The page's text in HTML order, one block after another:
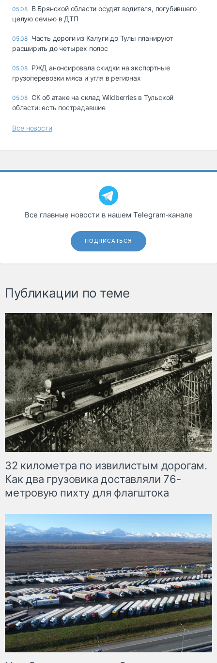
05.08 В Брянской области осудят водителя, погубившего
целую семью в ДТП
05.08 Часть дороги из Калуги до Тулы планируют
расширить до четырех полос
05.08 РЖД анонсировала скидки на экспортные
грузоперевозки мяса и угля в регионах
05.08 СК об атаке на склад Wildberries в Тульской
области: есть пострадавшие
Все новости
Все главные новости в нашем Telegram‑канале
ПОДПИСАТЬСЯ
Публикации по теме
32 километра по извилистым дорогам.
Как два грузовика доставляли 76-
метровую пихту для флагштока